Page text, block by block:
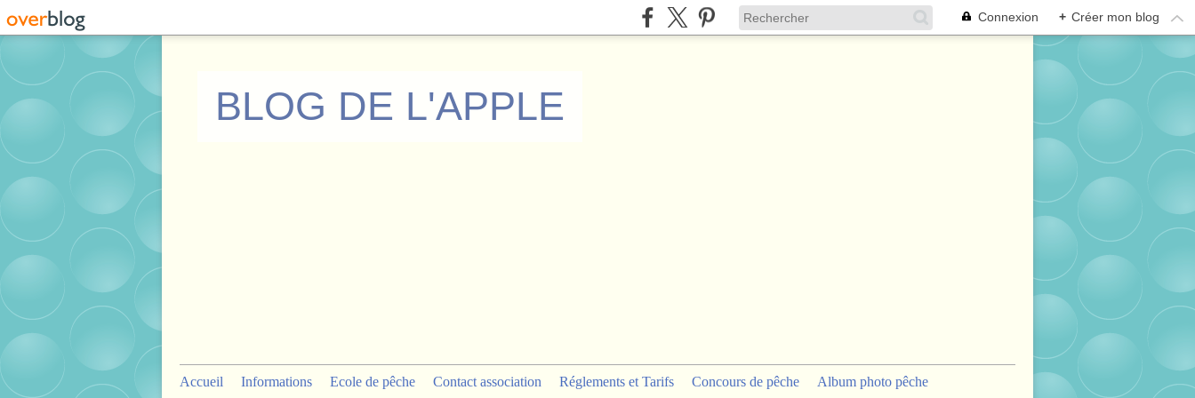
Connexion + Créer mon blog
BLOG DE L'APPLE
Accueil Informations Ecole de pêche Contact association Réglements et Tarifs Concours de pêche Album photo pêche